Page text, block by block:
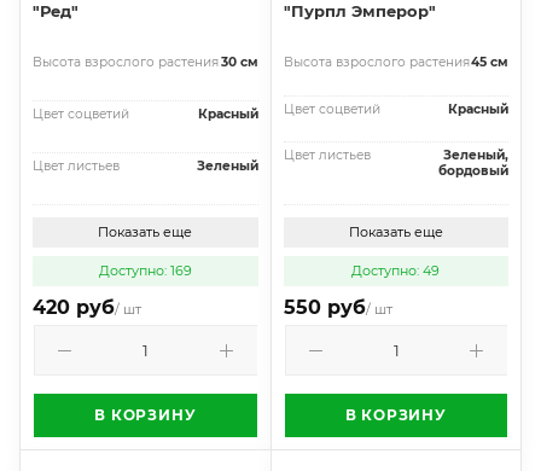
"Ред"
Высота взрослого растения30 см
Цвет соцветий Красный
Цвет листьев Зеленый
Показать еще
Доступно: 169
420 руб/ шт
В КОРЗИНУ
"Пурпл Эмперор"
Высота взрослого растения45 см
Цвет соцветий Красный
Цвет листьев
Зеленый,
бордовый
Показать еще
Доступно: 49
550 руб/ шт
В КОРЗИНУ